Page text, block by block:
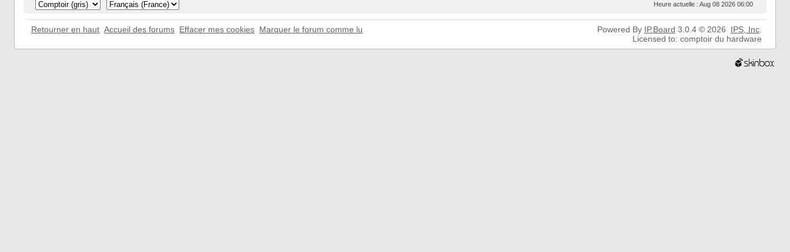
Heure actuelle : Aug 08 2026 06:00
Retourner en haut Accueil des forums Effacer mes cookies Marquer le forum comme lu Powered By IP.Board 3.0.4 © 2026 IPS, Inc.
Licensed to: comptoir du hardware